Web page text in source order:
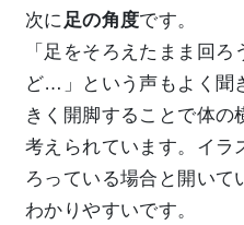
次に足の角度です。
「足をそろえたまま回
ど…」という声もよく聞
きく開脚することで体の
考えられています。イラ
ろっている場合と開いて
わかりやすいです。